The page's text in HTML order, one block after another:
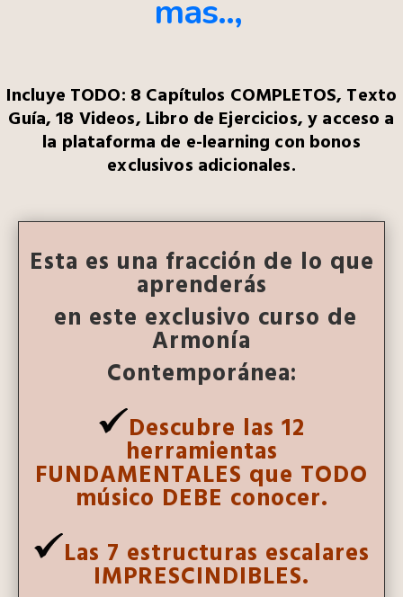
mas..,
Incluye TODO: 8 Capítulos COMPLETOS, Texto
Guía, 18 Videos, Libro de Ejercicios, y acceso a
la plataforma de e-learning con bonos
exclusivos adicionales.
Esta es una fracción de lo que
aprenderás
en este exclusivo curso de
Armonía
Contemporánea:
Descubre las 12
herramientas
FUNDAMENTALES que TODO
músico DEBE conocer.
Las 7 estructuras escalares
IMPRESCINDIBLES.